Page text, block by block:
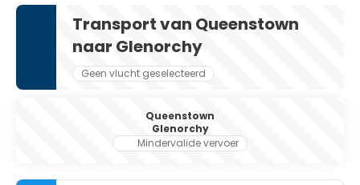
Transport van Queenstown
naar Glenorchy
Geen vlucht geselecteerd
Queenstown
Glenorchy
Mindervalide vervoer